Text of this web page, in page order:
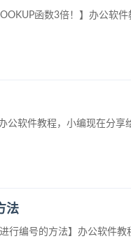
函数3倍！】办公
软件教程，小编现在分
法
行编号的方法】办公软件